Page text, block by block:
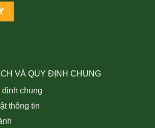
VÀ QUY ĐỊNH CHUNG
chung
thông tin